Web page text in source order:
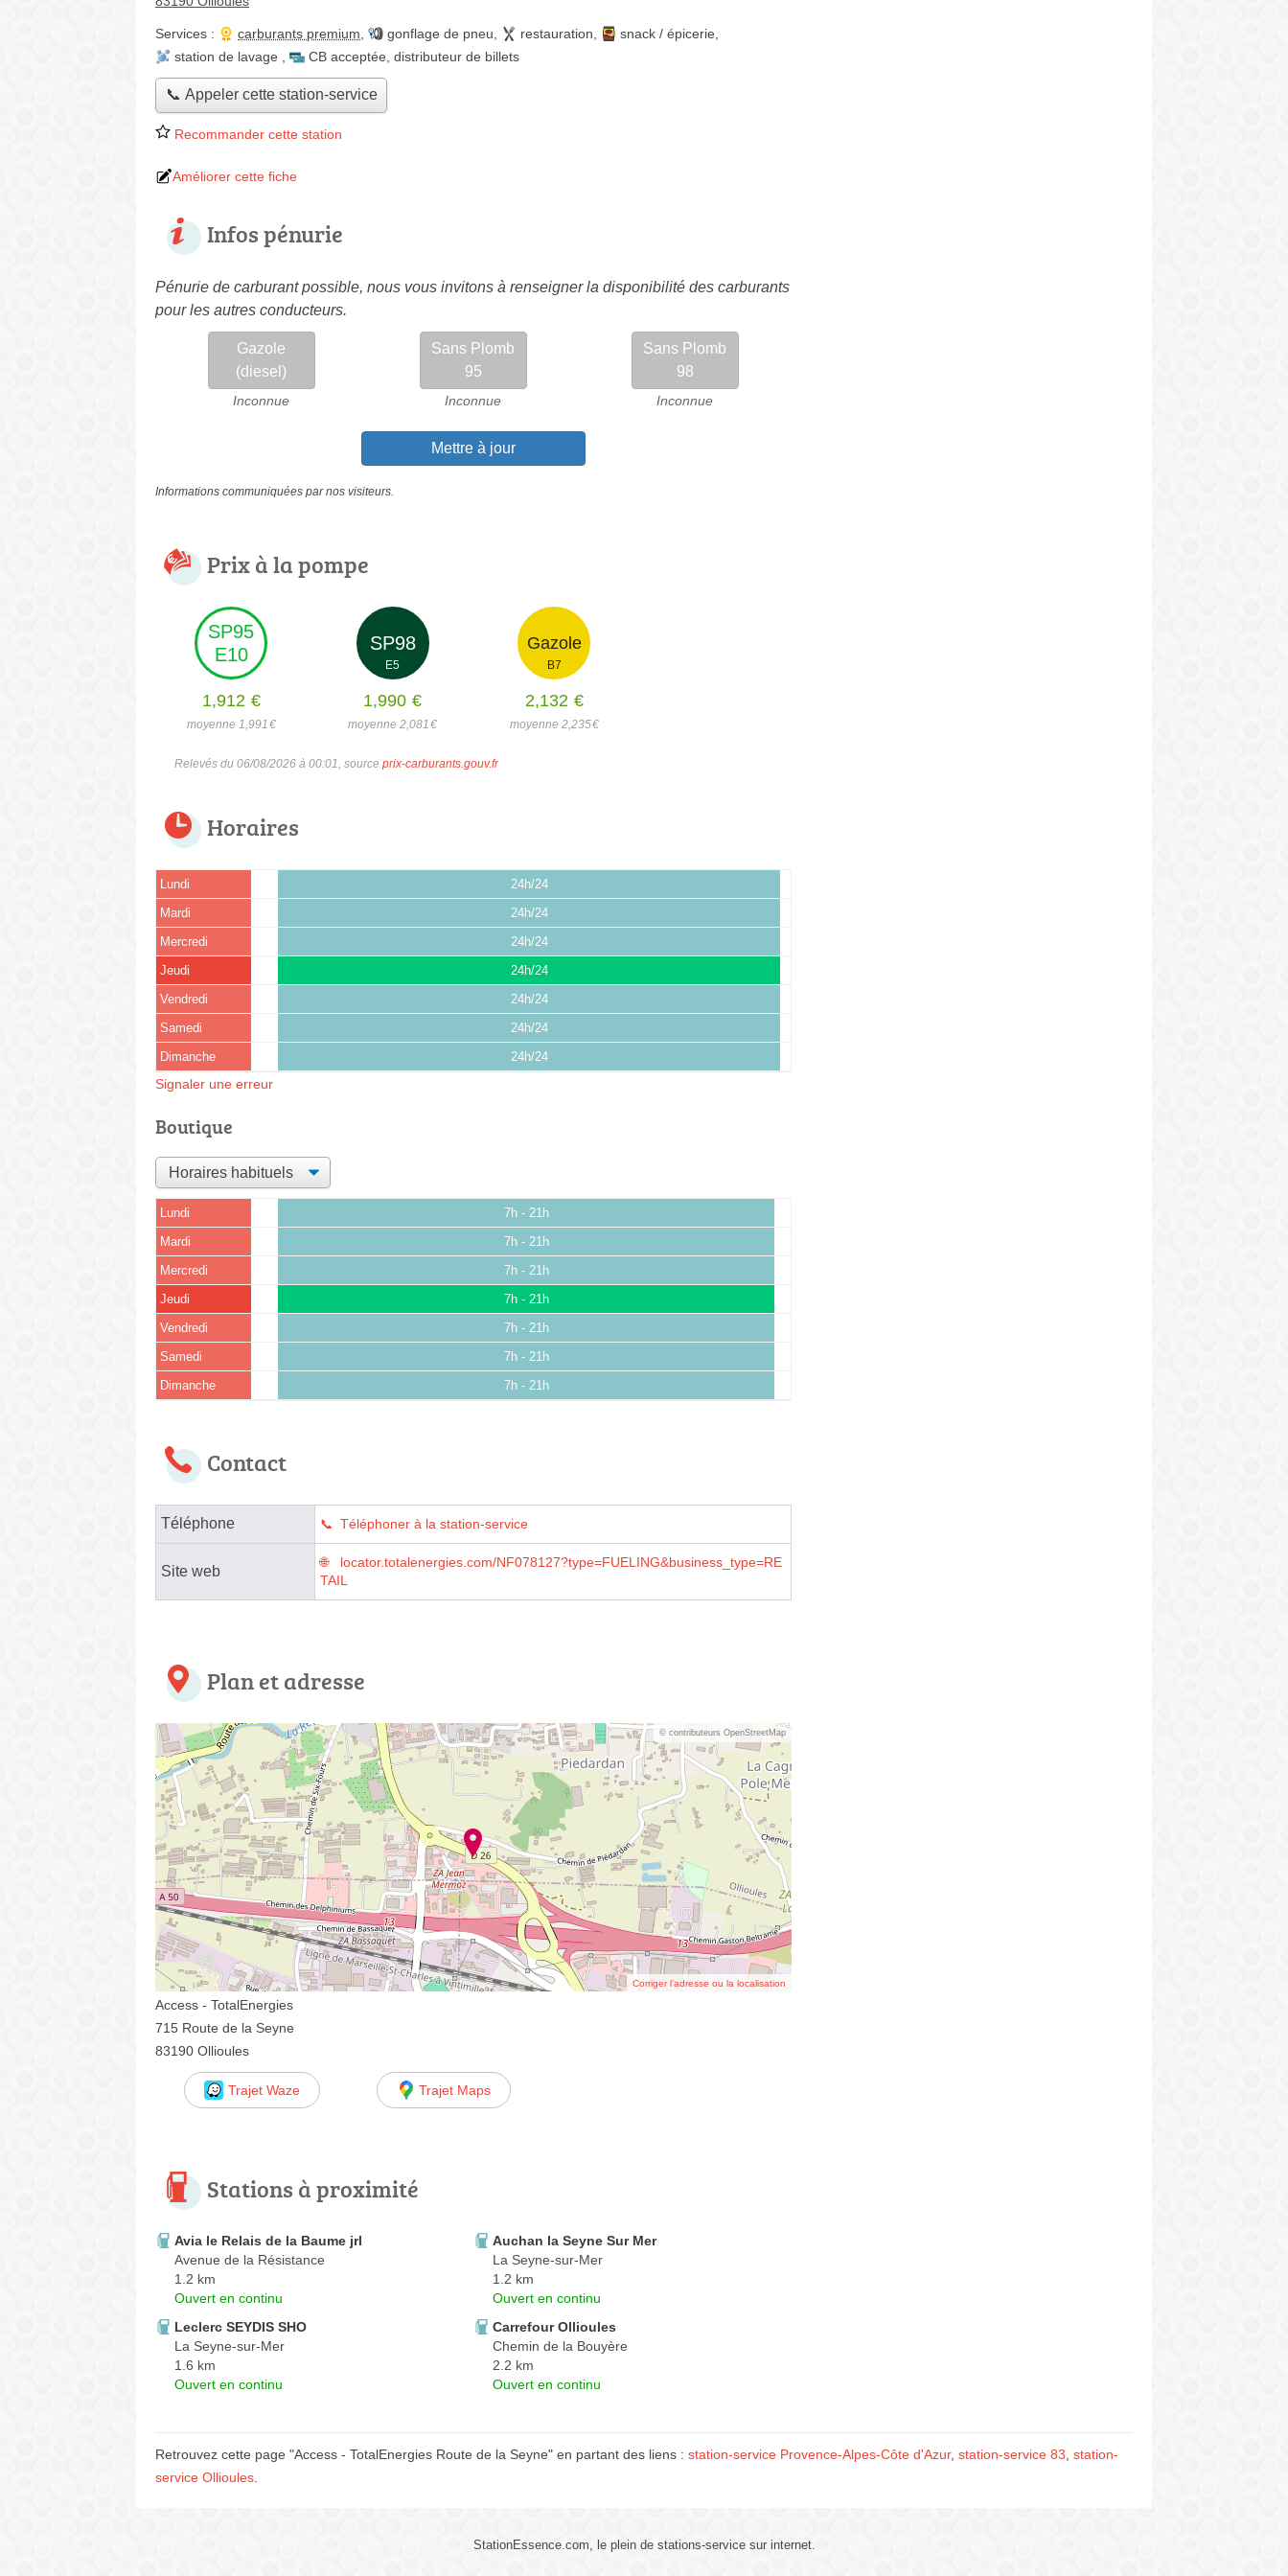
Services : carburants premium gonflage de pneu restauration snack / épicerie
station de lavage
CB acceptée distributeur de billets
📞 Appeler cette station-service
Recommander cette station
Améliorer cette fiche
Infos pénurie
Pénurie de carburant possible, nous vous invitons à renseigner la disponibilité des carburants
pour les autres conducteurs.
Gazole
(diesel)
Inconnue
Sans Plomb
95
Inconnue
Sans Plomb
98
Inconnue
Mettre à jour
Informations communiquées par nos visiteurs.
Prix à la pompe
SP95
E10
1,912 €
moyenne 1,991 €
SP98
E5
1,990 €
moyenne 2,081 €
Gazole
B7
2,132 €
moyenne 2,235€
Relevés du 06/08/2026 à 00:01, source prix-carburants.gouv.fr
Horaires
Lundi 24h/24
Mardi 24h/24
Mercredi 24h/24
Jeudi 24h/24
Vendredi 24h/24
Samedi 24h/24
Dimanche 24h/24
Signaler une erreur
Boutique
Lundi 7h - 21h
Mardi 7h - 21h
Mercredi 7h - 21h
Jeudi 7h - 21h
Vendredi 7h - 21h
Samedi 7h - 21h
Dimanche 7h - 21h
Contact
Téléphone Téléphoner à la station-service
Site web
locator.totalenergies.com/NF078127?type=FUELING&business_type=RE
TAIL
Plan et adresse
© contributeurs OpenStreetMap
Corriger l’adresse ou la localisation
Access - TotalEnergies
715 Route de la Seyne
83190 Ollioules
Trajet Waze Trajet Maps
Stations à proximité
Avia le Relais de la Baume jrl
Avenue de la Résistance
1.2 km
Ouvert en continu
Auchan la Seyne Sur Mer
La Seyne-sur-Mer
1.2 km
Ouvert en continu
Leclerc SEYDIS SHO
La Seyne-sur-Mer
1.6 km
Ouvert en continu
Carrefour Ollioules
Chemin de la Bouyère
2.2 km
Ouvert en continu
Retrouvez cette page "Access - TotalEnergies Route de la Seyne" en partant des liens : station-service Provence-Alpes-Côte d'Azur, station-service 83 station-
service Ollioules
StationEssence.com, le plein de stations-service sur internet.